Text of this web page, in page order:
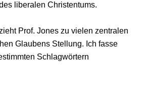
liberalen Christentums.
Prof. Jones zu vielen zentralen
Glaubens Stellung. Ich fasse
Schlagwörtern